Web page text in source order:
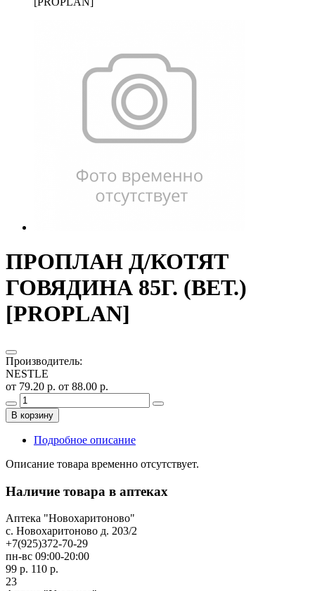
ПРОПЛАН Д/КОТЯТ
ГОВЯДИНА 85Г. (ВЕТ.)
[PROPLAN]
Производитель:
NESTLE
от 79.20 р. от 88.00 р.
В корзину
Подробное описание
Описание товара временно отсутствует.
Наличие товара в аптеках
Аптека "Новохаритоново"
c. Новохаритоново д. 203/2
+7(925)372-70-29
пн-вс 09:00-20:00
99 р. 110 р.
23